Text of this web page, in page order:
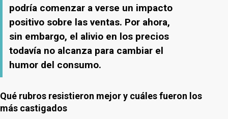
podría comenzar a verse un impacto
positivo sobre las ventas. Por ahora,
sin embargo, el alivio en los precios
todavía no alcanza para cambiar el
humor del consumo.
Qué rubros resistieron mejor y cuáles fueron los
más castigados